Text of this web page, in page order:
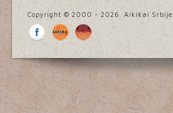
Copyright © 2000 - 2026. Aikikai Srbije